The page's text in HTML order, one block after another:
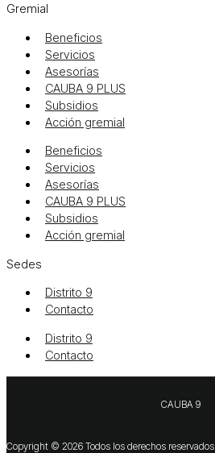
Gremial
Beneficios
Servicios
Asesorías
CAUBA 9 PLUS
Subsidios
Acción gremial
Beneficios
Servicios
Asesorías
CAUBA 9 PLUS
Subsidios
Acción gremial
Sedes
Distrito 9
Contacto
Distrito 9
Contacto
CAUBA 9
Copyright © 2026 Todos los derechos reservados